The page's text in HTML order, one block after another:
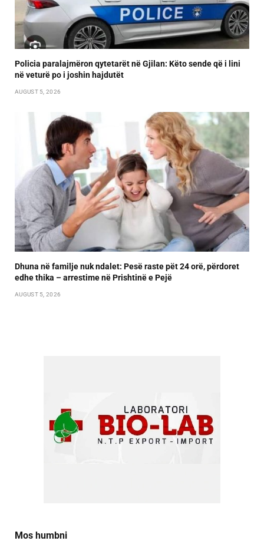
Policia paralajmëron qytetarët në Gjilan: Këto sende që i lini
në veturë po i joshin hajdutët
AUGUST 5, 2026
Dhuna në familje nuk ndalet: Pesë raste pët 24 orë, përdoret
edhe thika – arrestime në Prishtinë e Pejë
AUGUST 5, 2026
Mos humbni